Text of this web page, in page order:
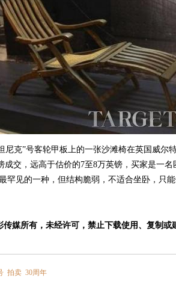
克”号客轮甲板上的一张沙滩椅在英国威尔
成交，远高于估价的7至8万英镑，买家是一
罕见的一种，但结构脆弱，不适合坐卧，只
所有，未经许可，禁止下载使用、复制或
拍卖 30周年